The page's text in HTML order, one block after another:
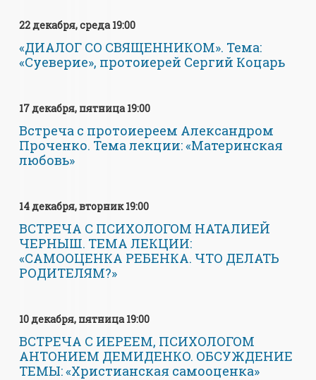
«ДИАЛОГ СО СВЯЩЕННИКОМ». Тема:
«Суеверие», протоиерей Сергий Коцарь
22 декабря, среда 19:00
Встреча с протоиереем Александром
Проченко. Тема лекции: «Материнская
любовь»
17 декабря, пятница 19:00
ВСТРЕЧА С ПСИХОЛОГОМ НАТАЛИЕЙ
ЧЕРНЫШ. ТЕМА ЛЕКЦИИ:
«САМООЦЕНКА РЕБЕНКА. ЧТО ДЕЛАТЬ
РОДИТЕЛЯМ?»
14 декабря, вторник 19:00
ВСТРЕЧА С ИЕРЕЕМ, ПСИХОЛОГОМ
АНТОНИЕМ ДЕМИДЕНКО. ОБСУЖДЕНИЕ
ТЕМЫ: «Христианская самооценка»
10 декабря, пятница 19:00